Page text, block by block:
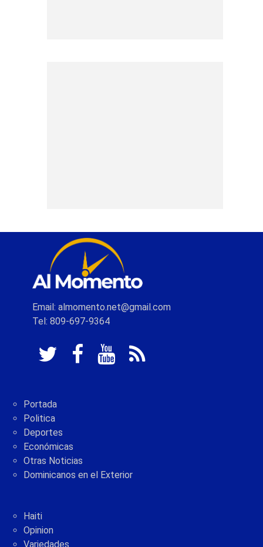
Email: almomento.net@gmail.com
Tel: 809-697-9364
Portada
Politica
Deportes
Económicas
Otras Noticias
Dominicanos en el Exterior
Haiti
Opinion
Variedades